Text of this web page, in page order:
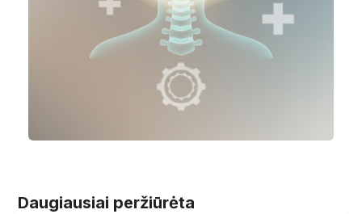
Daugiausiai peržiūrėta